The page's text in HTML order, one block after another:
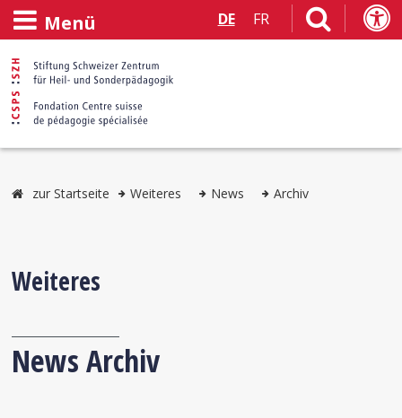
Menü DE FR
zur Startseite Weiteres News Archiv
Weiteres
News Archiv